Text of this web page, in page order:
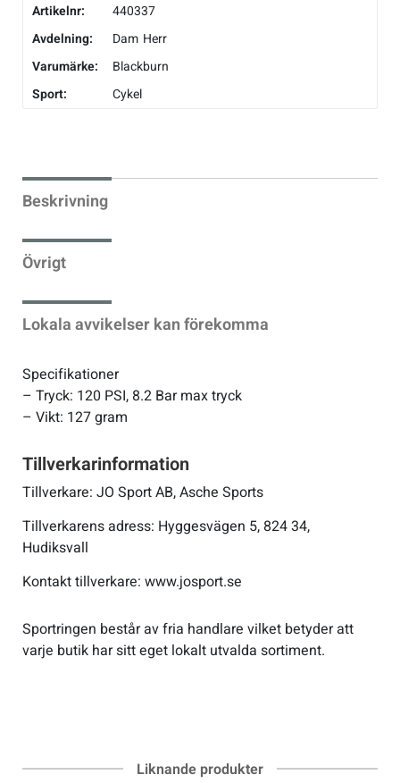
Artikelnr:
440337
Avdelning:
Dam Herr
Varumärke:
Blackburn
Sport:
Cykel
Beskrivning
Övrigt
Lokala avvikelser kan förekomma
Specifikationer
– Tryck: 120 PSI, 8.2 Bar max tryck
– Vikt: 127 gram
Tillverkarinformation
Tillverkare: JO Sport AB, Asche Sports
Tillverkarens adress: Hyggesvägen 5, 824 34,
Hudiksvall
Kontakt tillverkare: www.josport.se
Sportringen består av fria handlare vilket betyder att
varje butik har sitt eget lokalt utvalda sortiment.
Liknande produkter